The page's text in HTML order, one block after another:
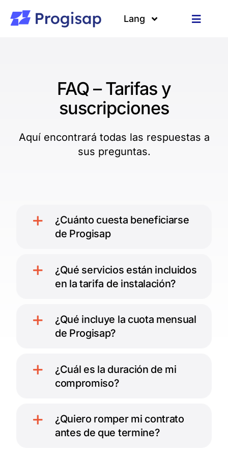
contenu
Toggle
Ressources
Lang
FAQ – Tarifas y
suscripciones
Aquí encontrará todas las respuestas a
sus preguntas.
¿Cuánto cuesta beneficiarse
de Progisap
¿Qué servicios están incluidos
en la tarifa de instalación?
¿Qué incluye la cuota mensual
de Progisap?
¿Cuál es la duración de mi
compromiso?
¿Quiero romper mi contrato
antes de que termine?